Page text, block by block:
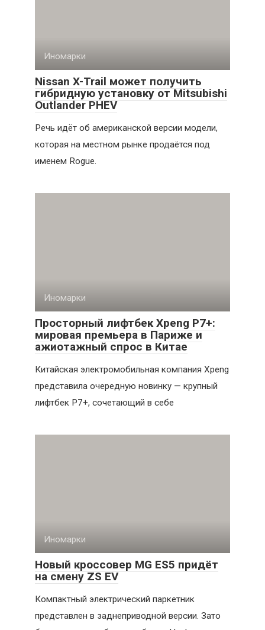
Иномарки
Nissan X-Trail может получить
гибридную установку от Mitsubishi
Outlander PHEV
Речь идёт об американской версии модели,
которая на местном рынке продаётся под
именем Rogue.
Иномарки
Просторный лифтбек Xpeng P7+:
мировая премьера в Париже и
ажиотажный спрос в Китае
Китайская электромобильная компания Xpeng
представила очередную новинку — крупный
лифтбек P7+, сочетающий в себе
Иномарки
Новый кроссовер MG ES5 придёт
на смену ZS EV
Компактный электрический паркетник
представлен в заднеприводной версии. Зато